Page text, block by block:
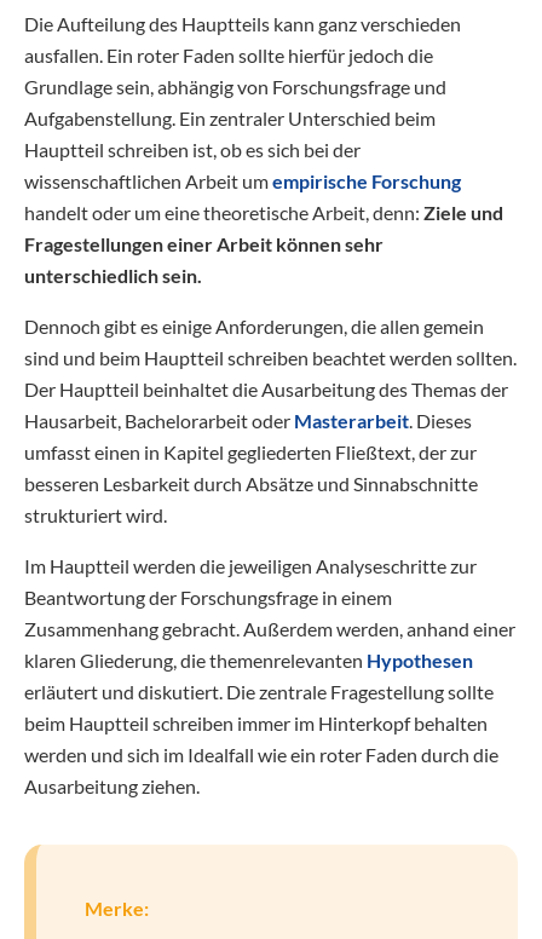
Die Aufteilung des Hauptteils kann ganz verschieden
ausfallen. Ein roter Faden sollte hierfür jedoch die
Grundlage sein, abhängig von Forschungsfrage und
Aufgabenstellung. Ein zentraler Unterschied beim
Hauptteil schreiben ist, ob es sich bei der
wissenschaftlichen Arbeit umempirische Forschung
handelt oder um eine theoretische Arbeit, denn: Ziele und
Fragestellungen einer Arbeit können sehr
unterschiedlich sein.
Dennoch gibt es einige Anforderungen, die allen gemein
sind und beim Hauptteil schreiben beachtet werden sollten.
Der Hauptteil beinhaltet die Ausarbeitung des Themas der
Hausarbeit, Bachelorarbeit oder Masterarbeit. Dieses
umfasst einen in Kapitel gegliederten Fließtext, der zur
besseren Lesbarkeit durch Absätze und Sinnabschnitte
strukturiert wird.
Im Hauptteil werden die jeweiligen Analyseschritte zur
Beantwortung der Forschungsfrage in einem
Zusammenhang gebracht. Außerdem werden, anhand einer
klaren Gliederung, die themenrelevanten Hypothesen
erläutert und diskutiert. Die zentrale Fragestellung sollte
beim Hauptteil schreiben immer im Hinterkopf behalten
werden und sich im Idealfall wie ein roter Faden durch die
Ausarbeitung ziehen.
Merke: